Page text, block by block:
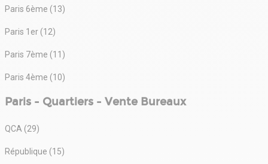
Paris 6ème (13)
Paris 1er (12)
Paris 7ème (11)
Paris 4ème (10)
Paris - Quartiers - Vente Bureaux
QCA (29)
République (15)